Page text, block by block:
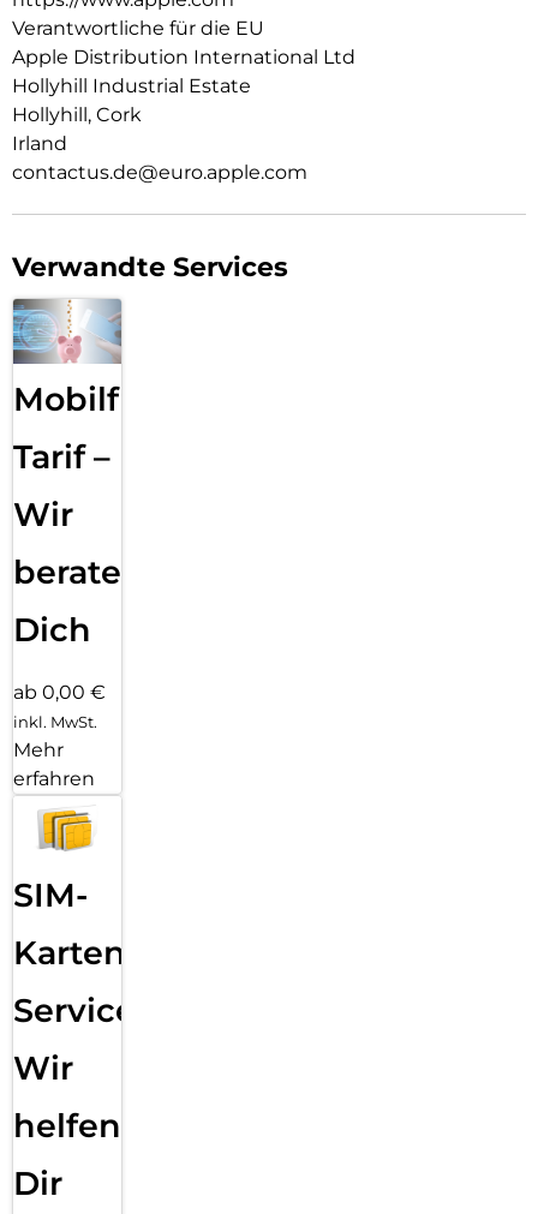
Verantwortliche für die EU
Apple Distribution International Ltd
Hollyhill Industrial Estate
Hollyhill, Cork
Irland
contactus.de@euro.apple.com
Verwandte Services
Mobilfunk
Tarif –
Wir
beraten
Dich
ab 0,00 €
inkl. MwSt.
Mehr
erfahren
SIM-
Karten
Service:
Wir
helfen
Dir